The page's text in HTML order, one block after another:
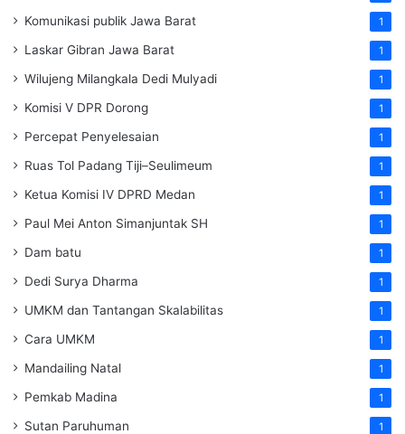
Komunikasi publik Jawa Barat 1
Laskar Gibran Jawa Barat 1
Wilujeng Milangkala Dedi Mulyadi 1
Komisi V DPR Dorong 1
Percepat Penyelesaian 1
Ruas Tol Padang Tiji–Seulimeum 1
Ketua Komisi IV DPRD Medan 1
Paul Mei Anton Simanjuntak SH 1
Dam batu 1
Dedi Surya Dharma 1
UMKM dan Tantangan Skalabilitas 1
Cara UMKM 1
Mandailing Natal 1
Pemkab Madina 1
Sutan Paruhuman 1